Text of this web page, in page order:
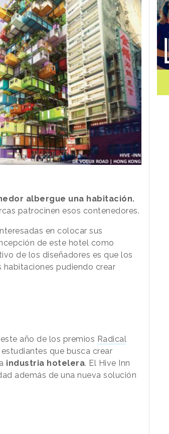
albergue una habitación.
patrocinen esos contenedores.
en colocar sus
de este hotel como
de los diseñadores es que los
habitaciones pudiendo crear
año de los premios Radical
que busca crear
industria hotelera. El Hive Inn
además de una nueva solución